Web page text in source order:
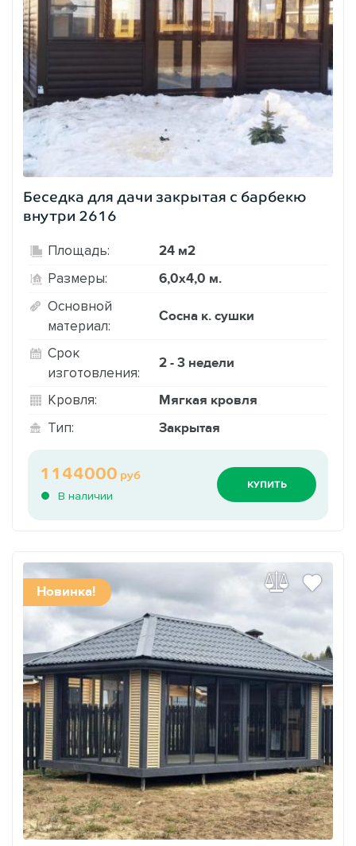
Беседка для дачи закрытая с барбекю
внутри 2616
Площадь: 24 м2
Размеры: 6,0х4,0 м.
Основной
материал:
Сосна к. сушки
Срок
изготовления:
2 - 3 недели
Кровля: Мягкая кровля
Тип: Закрытая
В наличии
1144000 руб
КУПИТЬ
Новинка!